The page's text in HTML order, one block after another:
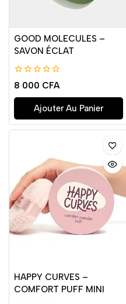
GOOD MOLECULES –
SAVON ÉCLAT
0
de
5
8 000 CFA
Ajouter Au Panier
HAPPY CURVES –
COMFORT PUFF MINI